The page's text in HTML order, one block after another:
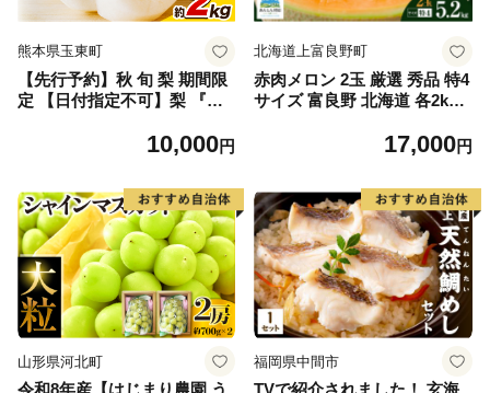
熊本県玉東町
【先行予約】秋 旬 梨 期間限
定 【日付指定不可】梨 『松
ぷり 約2kg 5-7玉前後 《7月
田農園』なし 果物 スイーツ
フルーツ デザート スムージ
ー SDG`s
10,000円
北海道上富良野町
赤肉メロン 2玉 厳選 秀品 特4
サイズ 富良野 北海道 各2kg
富良野 メロン めろん 果物 く
17,000円
山形県河北町 福岡県中間市